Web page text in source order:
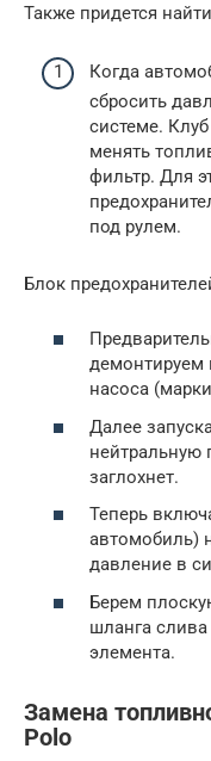
Также придется
Когда
сбросить
системе.
менять
фильтр. Для
под рулем.
Блок
демонтируем
насоса
Далее
нейтральную
заглохнет.
Теперь
автомобиль)
давление в
Берем
шланга
элемента.
Замена
Polo